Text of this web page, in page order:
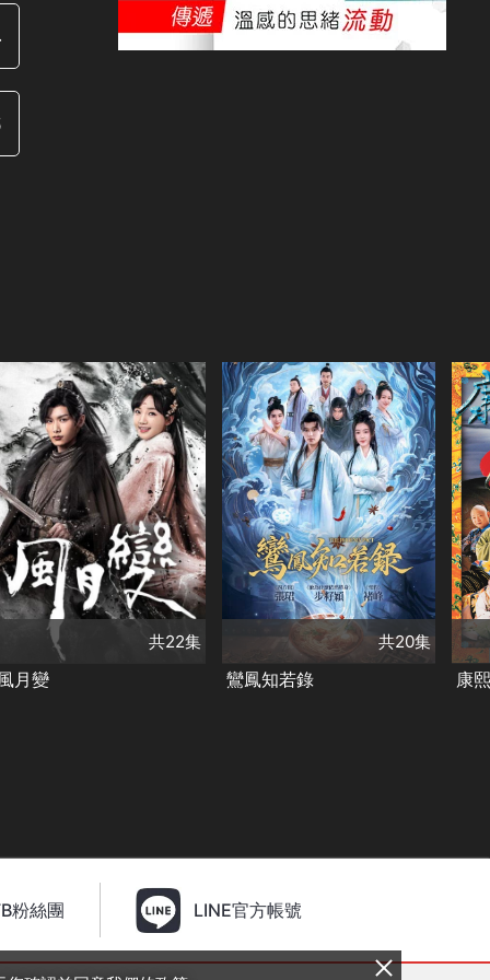
共22集
演員
呂小雨
趙弈欽
鄧凱
烏日麗格
王若麟
類別
古裝及歷史劇
甜寵愛情❤️
精彩陸劇
共22集
月變
共20集
演員
張珺 步籽穎 褚峰
類別
古裝及歷史劇
精彩陸劇✨
共20集
鸞鳳知若錄
演
張
侯
類
古
精
康
粉絲團 LINE官方帳號